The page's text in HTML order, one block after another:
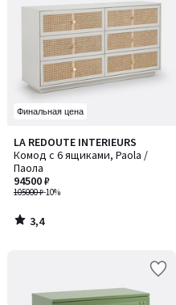
Финальная цена
LA REDOUTE INTERIEURS
Комод с 6 ящиками, Paola /
Паола
105000 ₽-10%
94500 ₽
3,4
/ 5
3,4
/